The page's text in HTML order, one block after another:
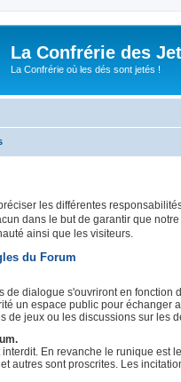
La Confrérie des
La Confrérie où les dés sont jetés !
les différentes
dans le but de garantir que
ainsi que les visiteurs.
du Forum
de dialogue s'ouvriront en fonction
un espace public pour échanger
de jeux ou les discussions sur les
En revanche le runique est
autres sont proscrites. Les